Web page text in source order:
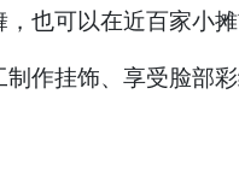
也可以在近百家小摊
作挂饰、享受脸部